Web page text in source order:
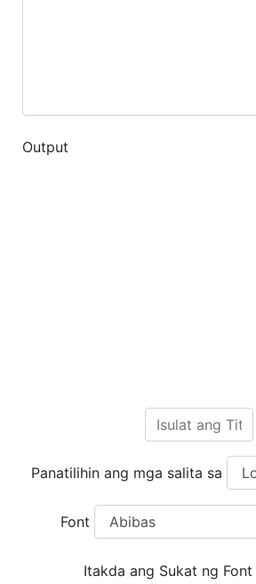
Output
Panatilihin ang mga salita sa
Font
Itakda ang Sukat ng Font